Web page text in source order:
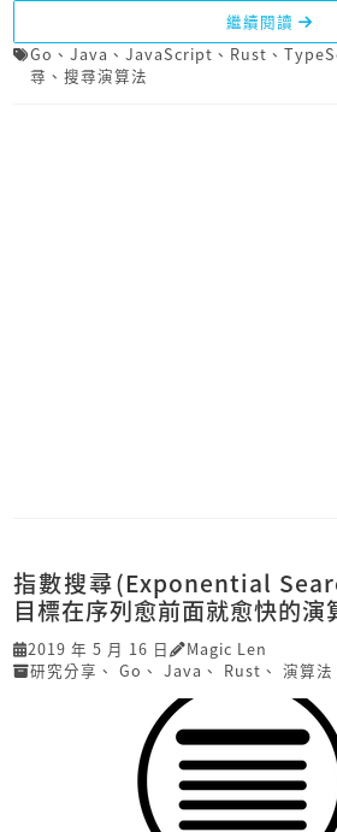
繼續閱讀
Go 、 Java 、 JavaScript 、 Rust 、
尋 、 搜尋演算法
指數搜尋(Exponential
目標在序列愈前面就愈快的演
2019 年 5 月 16 日
Magic Len
研究分享 、 Go 、 Java 、 Rust 、 演算法